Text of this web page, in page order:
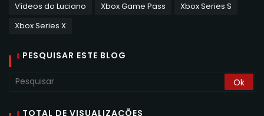
Vídeos do Luciano
Xbox Game Pass
Xbox Series S
Xbox Series X
PESQUISAR ESTE BLOG
TOTAL DE VISUALIZAÇÕES